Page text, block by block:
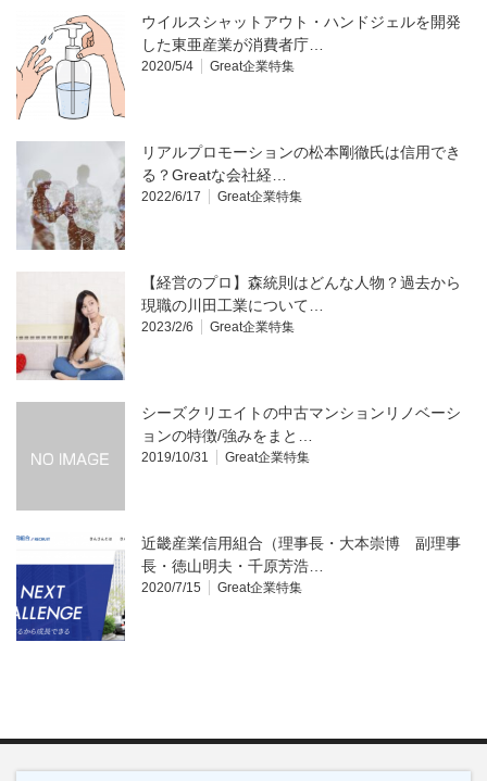
ウイルスシャットアウト・ハンドジェルを開発
した東亜産業が消費者庁…
2020/5/4 Great企業特集
リアルプロモーションの松本剛徹氏は信用でき
る？Greatな会社経…
2022/6/17 Great企業特集
【経営のプロ】森統則はどんな人物？過去から
現職の川田工業について…
2023/2/6 Great企業特集
シーズクリエイトの中古マンションリノベーシ
ョンの特徴/強みをまと…
2019/10/31 Great企業特集
近畿産業信用組合（理事長・大本崇博 副理事
長・徳山明夫・千原芳浩…
2020/7/15 Great企業特集